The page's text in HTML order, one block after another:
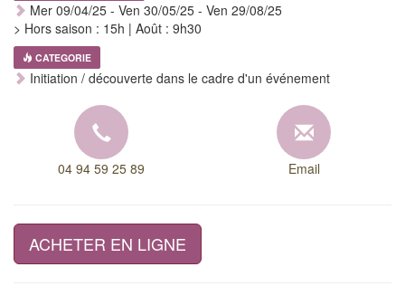
Mer 09/04/25 - Ven 30/05/25 - Ven 29/08/25
> Hors saison : 15h | Août : 9h30
CATEGORIE
Initiation / découverte dans le cadre d'un événement
04 94 59 25 89 Email
ACHETER EN LIGNE